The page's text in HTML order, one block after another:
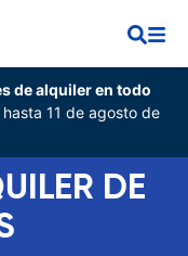
de alquiler en todo
11 de agosto de
DE